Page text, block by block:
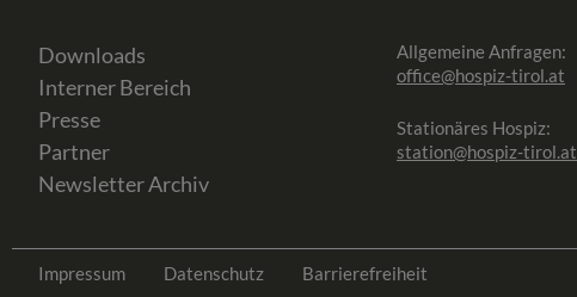
Downloads
Interner Bereich
Presse
Partner
Newsletter Archiv
Allgemeine Anfragen:
office@hospiz-tirol.at
Stationäres Hospiz:
station@hospiz-tirol.at
Impressum Datenschutz Barrierefreiheit